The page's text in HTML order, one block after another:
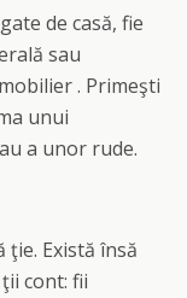
de casă, fie
sau
. Primeşti
unui
a unor rude.
Există însă
cont: fii